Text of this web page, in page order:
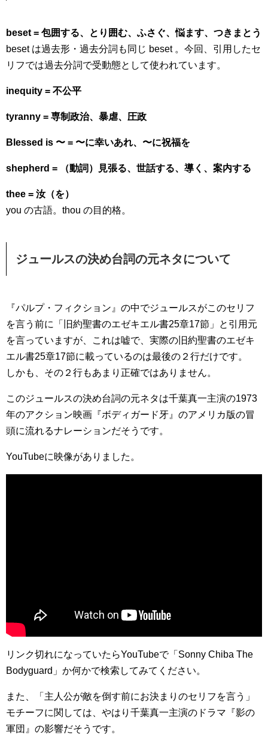
beset = 包囲する、とり囲む、ふさぐ、悩ます、つきまとう
beset は過去形・過去分詞も同じ beset 。今回、引用したセ
リフでは過去分詞で受動態として使われています。
inequity = 不公平
tyranny = 専制政治、暴虐、圧政
Blessed is 〜 = 〜に幸いあれ、〜に祝福を
shepherd = （動詞）見張る、世話する、導く、案内する
thee = 汝（を）
you の古語。thou の目的格。
ジュールスの決め台詞の元ネタについて
『パルプ・フィクション』の中でジュールスがこのセリフ
を言う前に「旧約聖書のエゼキエル書25章17節」と引用元
を言っていますが、これは嘘で、実際の旧約聖書のエゼキ
エル書25章17節に載っているのは最後の２行だけです。
しかも、その２行もあまり正確ではありません。
このジュールスの決め台詞の元ネタは千葉真一主演の1973
年のアクション映画『ボディガード牙』のアメリカ版の冒
頭に流れるナレーションだそうです。
YouTubeに映像がありました。
リンク切れになっていたらYouTubeで「Sonny Chiba The
Bodyguard」か何かで検索してみてください。
また、「主人公が敵を倒す前にお決まりのセリフを言う」
モチーフに関しては、やはり千葉真一主演のドラマ『影の
軍団』の影響だそうです。